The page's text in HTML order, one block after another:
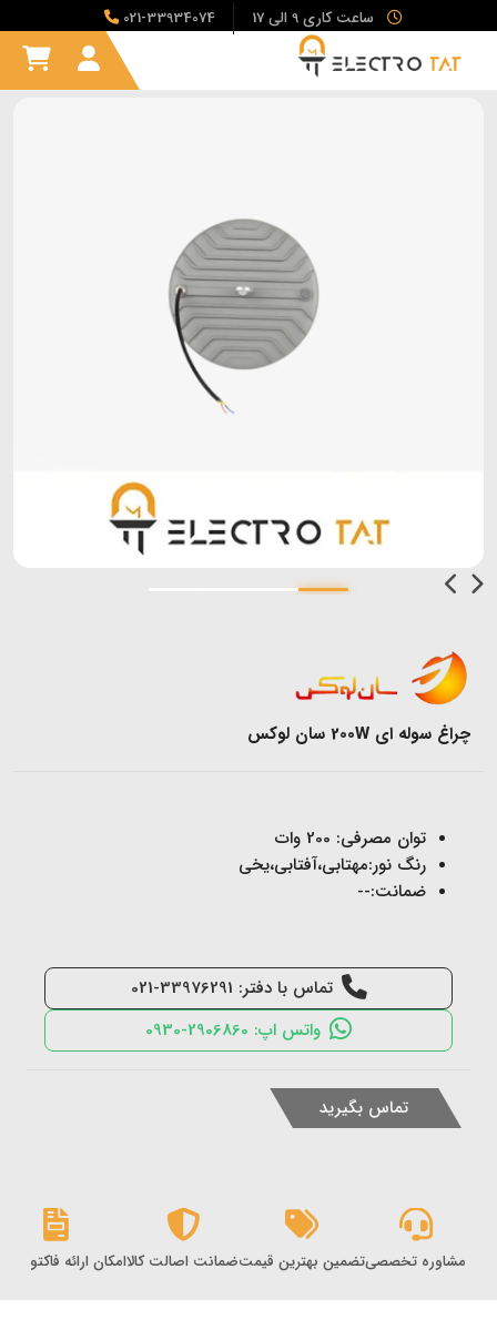
ساعت کاری 9 الی 17 021-33934074
چراغ سوله ای 200W سان لوکس
توان مصرفی: 200 وات
رنگ نور:مهتابی،آفتابی،یخی
ضمانت:--
تماس با دفتر: 33976291-021
واتس اپ: 2906860-0930
تماس بگیرید
مشاوره تخصصیتضمین بهترین قیمتضمانت اصالت کالاامکان ارائه فاکتور